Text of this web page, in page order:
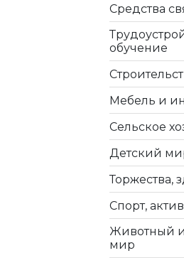
Средства
обучение
Мебель и
Сельское
Детский
Торжества,
Спорт,
Животный
мир